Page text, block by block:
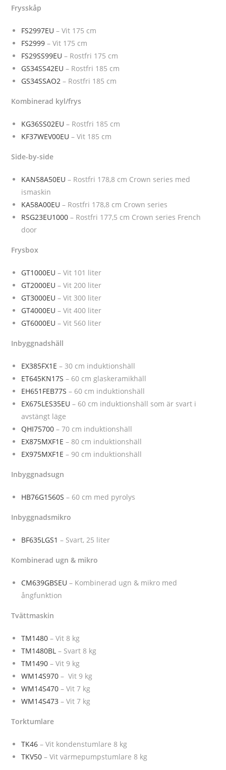
Frysskåp
FS2997EU – Vit 175 cm
FS2999 – Vit 175 cm
FS29SS99EU – Rostfri 175 cm
GS34SS42EU – Rostfri 185 cm
GS34SSAO2 – Rostfri 185 cm
Kombinerad kyl/frys
KG36SS02EU – Rostfri 185 cm
KF37WEV00EU – Vit 185 cm
Side-by-side
KAN58A50EU – Rostfri 178,8 cm Crown series med
ismaskin
KA58A00EU – Rostfri 178,8 cm Crown series
RSG23EU1000 – Rostfri 177,5 cm Crown series French
door
Frysbox
GT1000EU – Vit 101 liter
GT2000EU – Vit 200 liter
GT3000EU – Vit 300 liter
GT4000EU – Vit 400 liter
GT6000EU – Vit 560 liter
Inbyggnadshäll
EX385FX1E – 30 cm induktionshäll
ET645KN17S – 60 cm glaskeramikhäll
EH651FEB77S – 60 cm induktionshäll
EX675LES35EU – 60 cm induktionshäll som är svart i
avstängt läge
QHI75700 – 70 cm induktionshäll
EX875MXF1E – 80 cm induktionshäll
EX975MXF1E – 90 cm induktionshäll
Inbyggnadsugn
HB76G1560S – 60 cm med pyrolys
Inbyggnadsmikro
BF635LGS1 – Svart, 25 liter
Kombinerad ugn & mikro
CM639GBSEU – Kombinerad ugn & mikro med
ångfunktion
Tvättmaskin
TM1480 – Vit 8 kg
TM1480BL – Svart 8 kg
TM1490 – Vit 9 kg
WM14S970 – Vit 9 kg
WM14S470 – Vit 7 kg
WM14S473 – Vit 7 kg
Torktumlare
TK46 – Vit kondenstumlare 8 kg
TKV50 – Vit värmepumpstumlare 8 kg